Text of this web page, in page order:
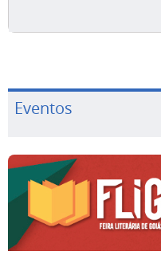
Eventos